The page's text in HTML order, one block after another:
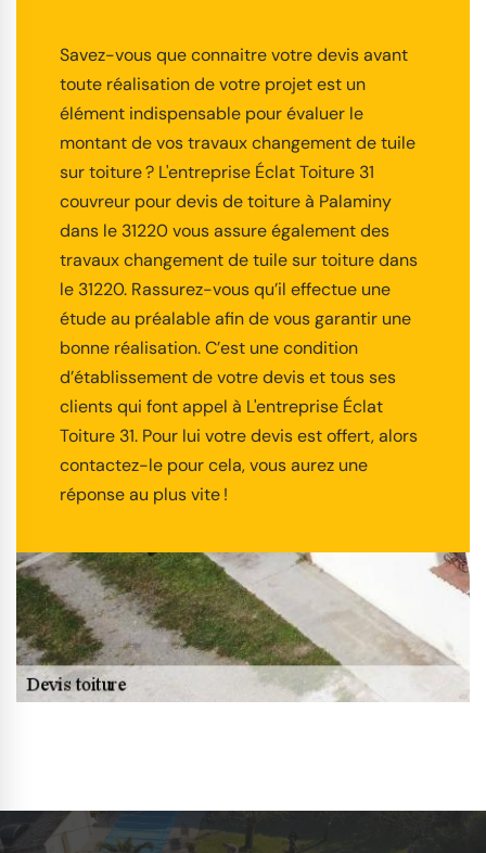
Savez-vous que connaitre votre devis avant
toute réalisation de votre projet est un
élément indispensable pour évaluer le
montant de vos travaux changement de tuile
sur toiture ? L'entreprise Éclat Toiture 31
couvreur pour devis de toiture à Palaminy
dans le 31220 vous assure également des
travaux changement de tuile sur toiture dans
le 31220. Rassurez-vous qu’il effectue une
étude au préalable afin de vous garantir une
bonne réalisation. C’est une condition
d’établissement de votre devis et tous ses
clients qui font appel à L'entreprise Éclat
Toiture 31. Pour lui votre devis est offert, alors
contactez-le pour cela, vous aurez une
réponse au plus vite !